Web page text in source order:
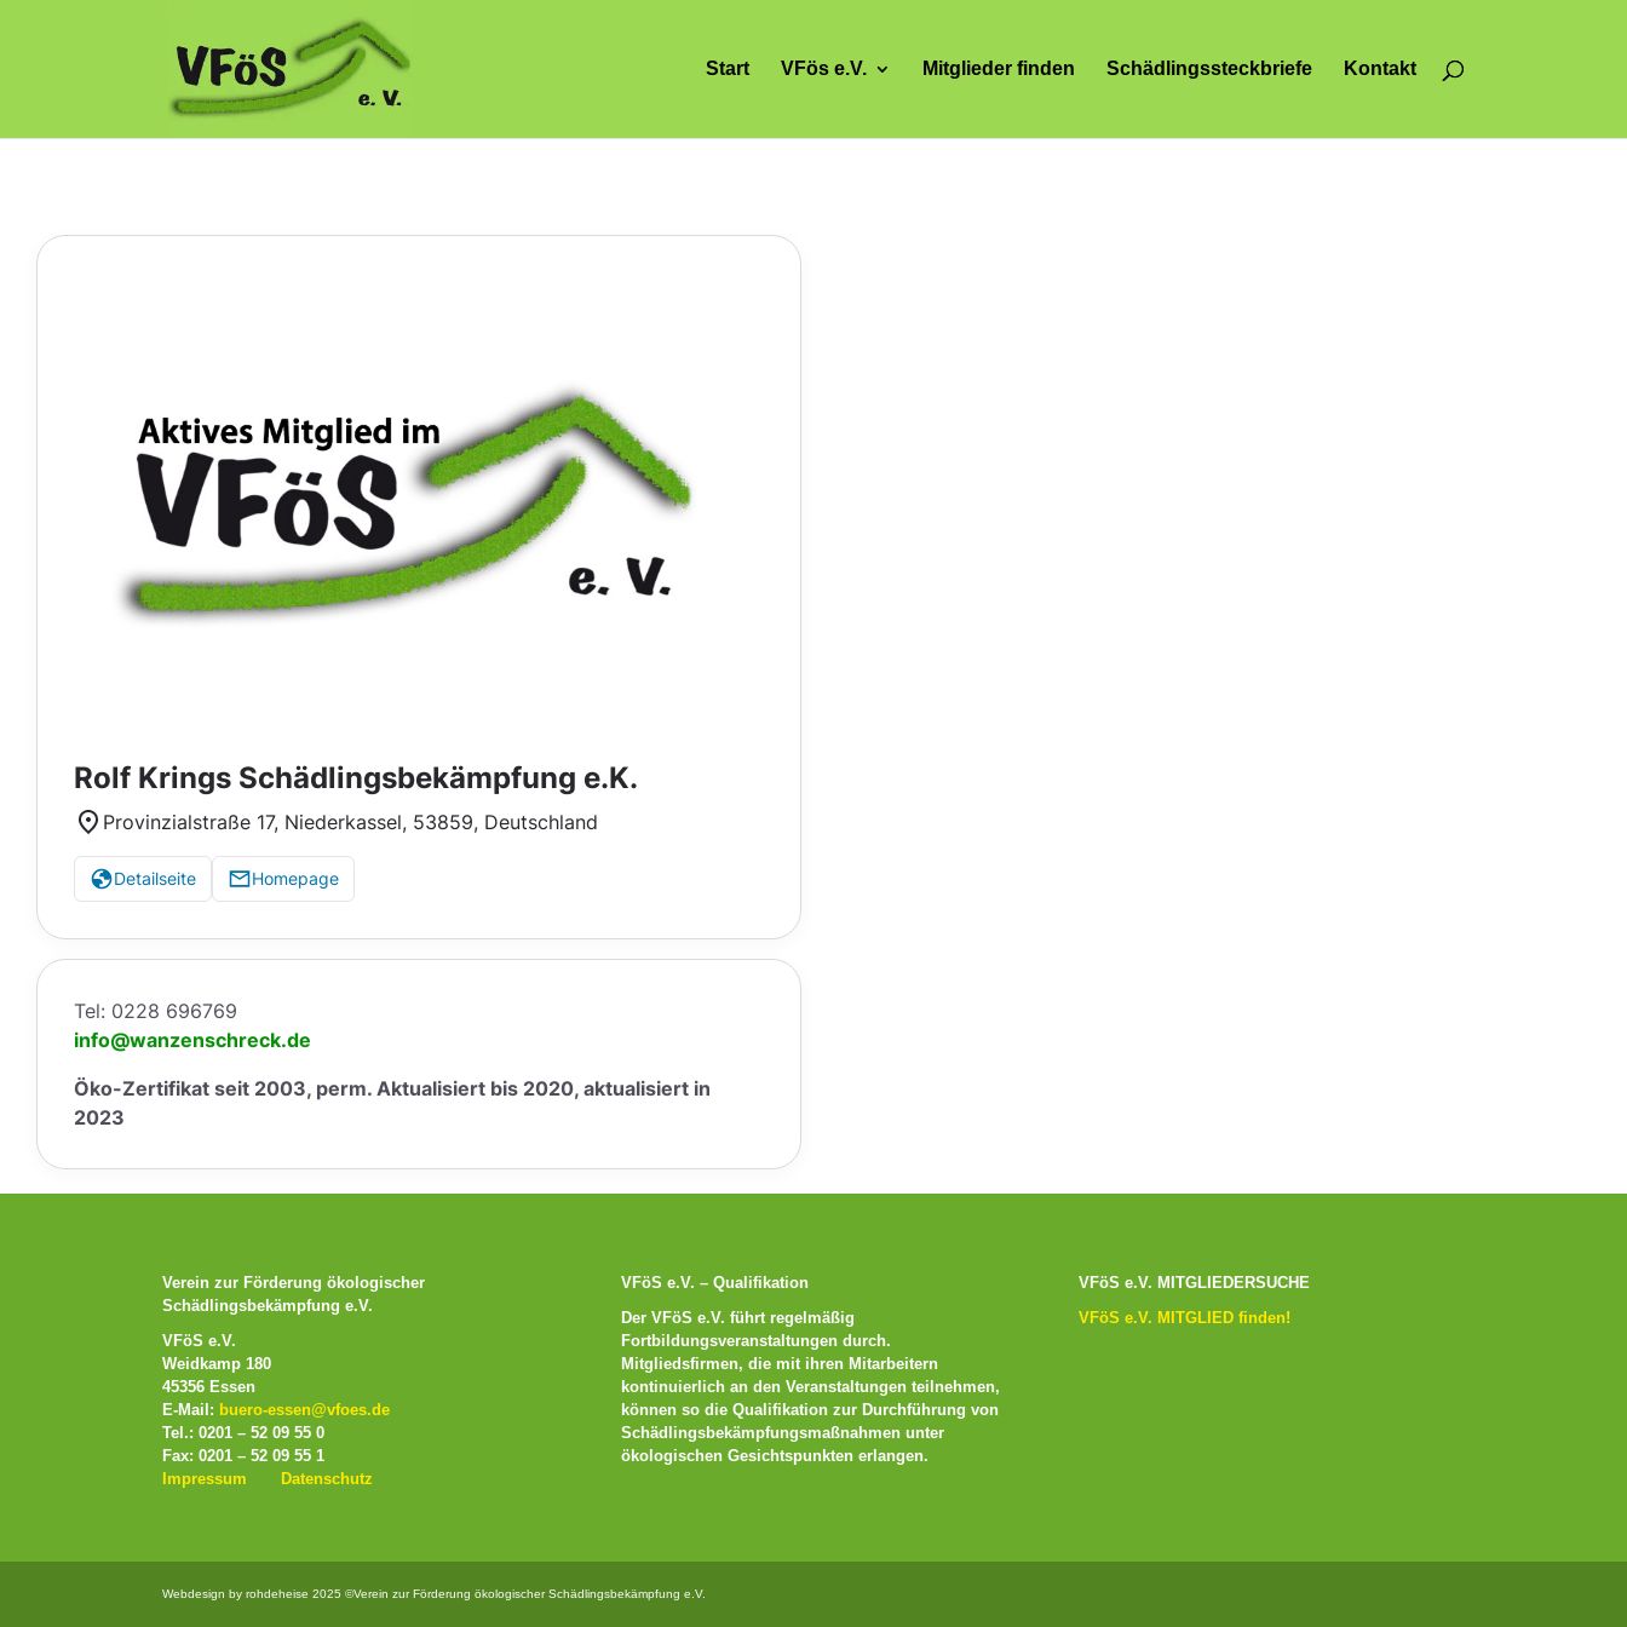
Start VFös e.V. Mitglieder finden Schädlingssteckbriefe Kontakt
Rolf Krings Schädlingsbekämpfung e.K.
Provinzialstraße 17, Niederkassel, 53859, Deutschland
Detailseite Homepage
Tel: 0228 696769
info@wanzenschreck.de
Öko-Zertifikat seit 2003, perm. Aktualisiert bis 2020, aktualisiert in
2023
Verein zur Förderung ökologischer
Schädlingsbekämpfung e.V.
VFöS e.V.
Weidkamp 180
45356 Essen
E-Mail: buero-essen@vfoes.de
Tel.: 0201 – 52 09 55 0
Fax: 0201 – 52 09 55 1
Impressum
Datenschutz
VFöS e.V. – Qualifikation
Der VFöS e.V. führt regelmäßig
Fortbildungsveranstaltungen durch.
Mitgliedsfirmen, die mit ihren Mitarbeitern
kontinuierlich an den Veranstaltungen teilnehmen,
können so die Qualifikation zur Durchführung von
Schädlingsbekämpfungsmaßnahmen unter
ökologischen Gesichtspunkten erlangen.
VFöS e.V. MITGLIEDERSUCHE
VFöS e.V. MITGLIED finden!
Webdesign by rohdeheise 2025 ©Verein zur Förderung ökologischer Schädlingsbekämpfung e.V.